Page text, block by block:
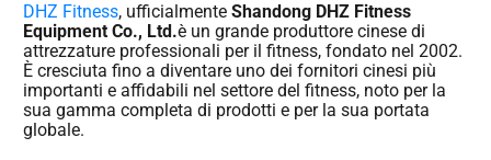
DHZ Fitness, ufficialmente Shandong DHZ Fitness
Equipment Co., Ltd.è un grande produttore cinese di
attrezzature professionali per il fitness, fondato nel 2002.
È cresciuta fino a diventare uno dei fornitori cinesi più
importanti e affidabili nel settore del fitness, noto per la
sua gamma completa di prodotti e per la sua portata
globale.